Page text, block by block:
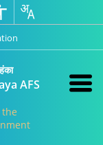
AFS